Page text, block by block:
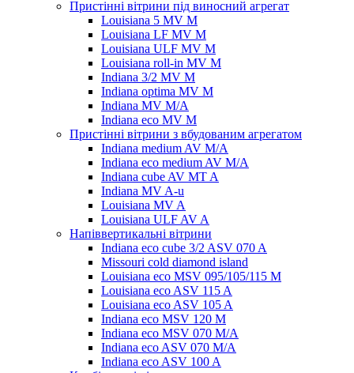
Пристінні вітрини під виносний агрегат
Louisiana 5 MV M
Louisiana LF MV M
Louisiana ULF MV M
Louisiana roll-in MV M
Indiana 3/2 MV M
Indiana optima MV M
Indiana MV M/A
Indiana eco MV M
Пристінні вітрини з вбудованим агрегатом
Indiana medium AV M/A
Indiana eco medium AV M/A
Indiana cube AV MT A
Indiana MV A-u
Louisiana MV A
Louisiana ULF AV A
Напіввертикальні вітрини
Indiana eco cube 3/2 ASV 070 A
Missouri cold diamond island
Louisiana eco MSV 095/105/115 M
Louisiana eco ASV 115 A
Louisiana eco ASV 105 A
Indiana eco MSV 120 M
Indiana eco MSV 070 M/A
Indiana eco ASV 070 M/A
Indiana eco ASV 100 A